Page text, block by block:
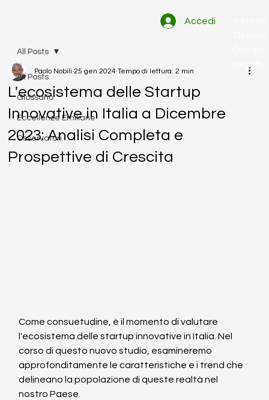
Accedi
All Posts
Glossario
Eccellenze Emiliane
Osservatori
All Posts
L'ecosistema delle Startup
Innovative in Italia a Dicembre
2023: Analisi Completa e
Prospettive di Crescita
Paolo Nobili 25 gen 2024 Tempo di lettura: 2 min
Come consuetudine, è il momento di valutare
l'ecosistema delle startup innovative in Italia. Nel
corso di questo nuovo studio, esamineremo
approfonditamente le caratteristiche e i trend che
delineano la popolazione di queste realtà nel
nostro Paese.